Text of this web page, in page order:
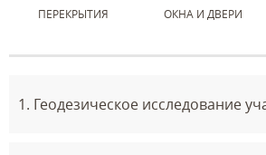
ПЕРЕКРЫТИЯ ОКНА И ДВЕРИ
1. Геодезическое исследование